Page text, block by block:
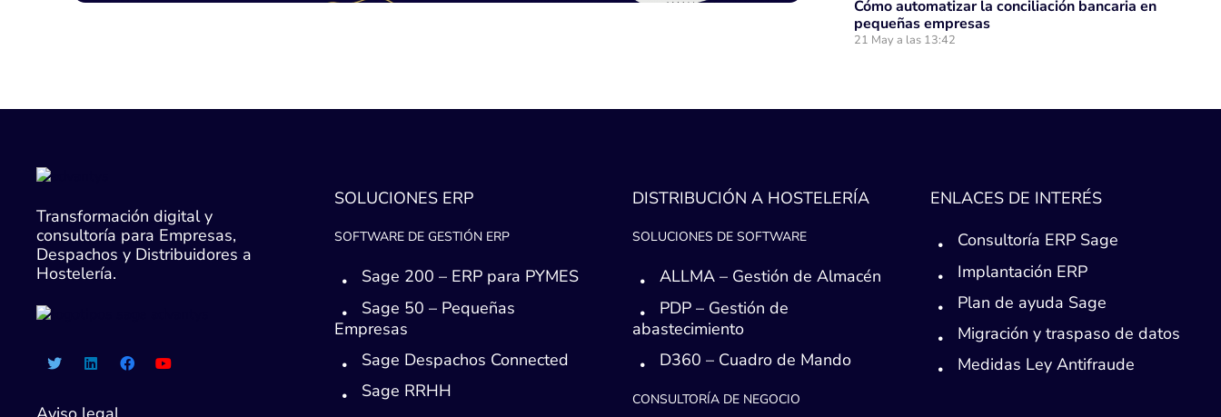
Cómo automatizar la conciliación bancaria en
pequeñas empresas
21 May a las 13:42
Transformación digital y
consultoría para Empresas,
Despachos y Distribuidores a
Hostelería.
SOLUCIONES ERP
SOFTWARE DE GESTIÓN ERP
Sage 200 – ERP para PYMES
Sage 50 – Pequeñas
Empresas
Sage Despachos Connected
Sage RRHH
DISTRIBUCIÓN A HOSTELERÍA
SOLUCIONES DE SOFTWARE
ALLMA – Gestión de Almacén
PDP – Gestión de
abastecimiento
D360 – Cuadro de Mando
CONSULTORÍA DE NEGOCIO
ENLACES DE INTERÉS
Consultoría ERP Sage
Implantación ERP
Plan de ayuda Sage
Migración y traspaso de datos
Medidas Ley Antifraude